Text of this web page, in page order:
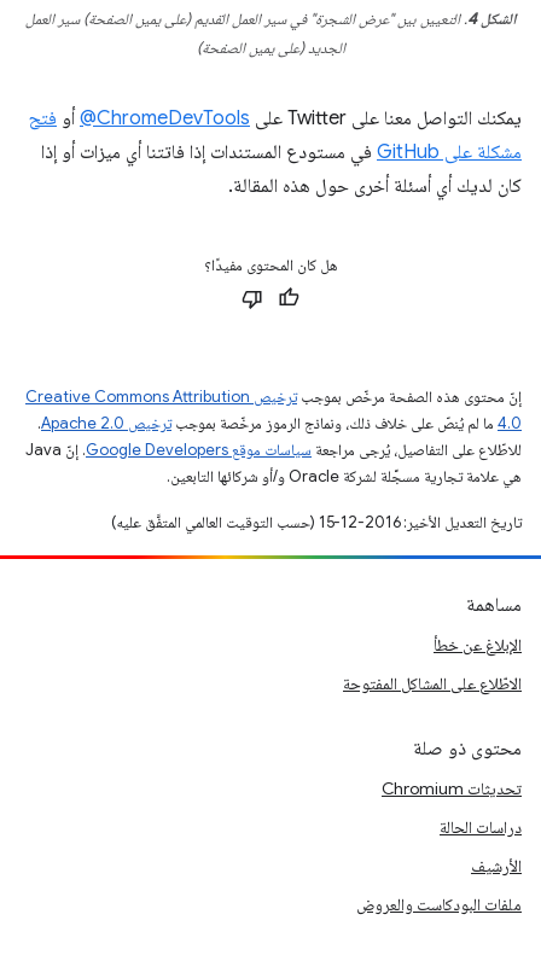
الشكل 4 . التعيين بين "عرض الشجرة" في سير العمل القديم (على يمين الصفحة) سير العمل
الجديد (على يمين الصفحة)
يمكنك التواصل معنا على Twitter على ‎@ChromeDevToolsأو فتح
مشكلة على GitHub
في مستودع المستندات إذا فاتتنا أي ميزات أو إذا
كان لديك أي أسئلة أخرى حول هذه المقالة.
هل كان المحتوى مفيدًا؟
إنّ محتوى هذه الصفحة مرخّص بموجب
ترخيص Creative Commons Attribution
4.0‏ ما لم يُنصّ على خلاف ذلك، ونماذج الرموز مرخّصة بموجبترخيص Apache 2.0‏
.
للاطّلاع على التفاصيل، يُرجى مراجعة سياسات موقع Google Developers‏
. إنّ Java
هي علامة تجارية مسجَّلة لشركة Oracle و/أو شركائها التابعين.
تاريخ التعديل الأخير: 2016-12-15 (حسب التوقيت العالمي المتفَّق عليه)
مساهمة
الإبلاغ عن خطأ
الاطّلاع على المشاكل المفتوحة
محتوى ذو صلة
تحديثات Chromium
دراسات الحالة
الأرشيف
ملفات البودكاست والعروض